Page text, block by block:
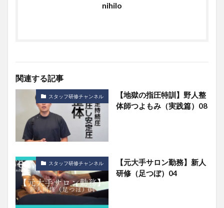
nihilo
関連する記事
スタッフ研修チャンネル
【地獄の指圧特訓】野人整
体師つよもみ（実践篇）08
スタッフ研修チャンネル
【元大手サロン勤務】新人
研修（足つぼ）04